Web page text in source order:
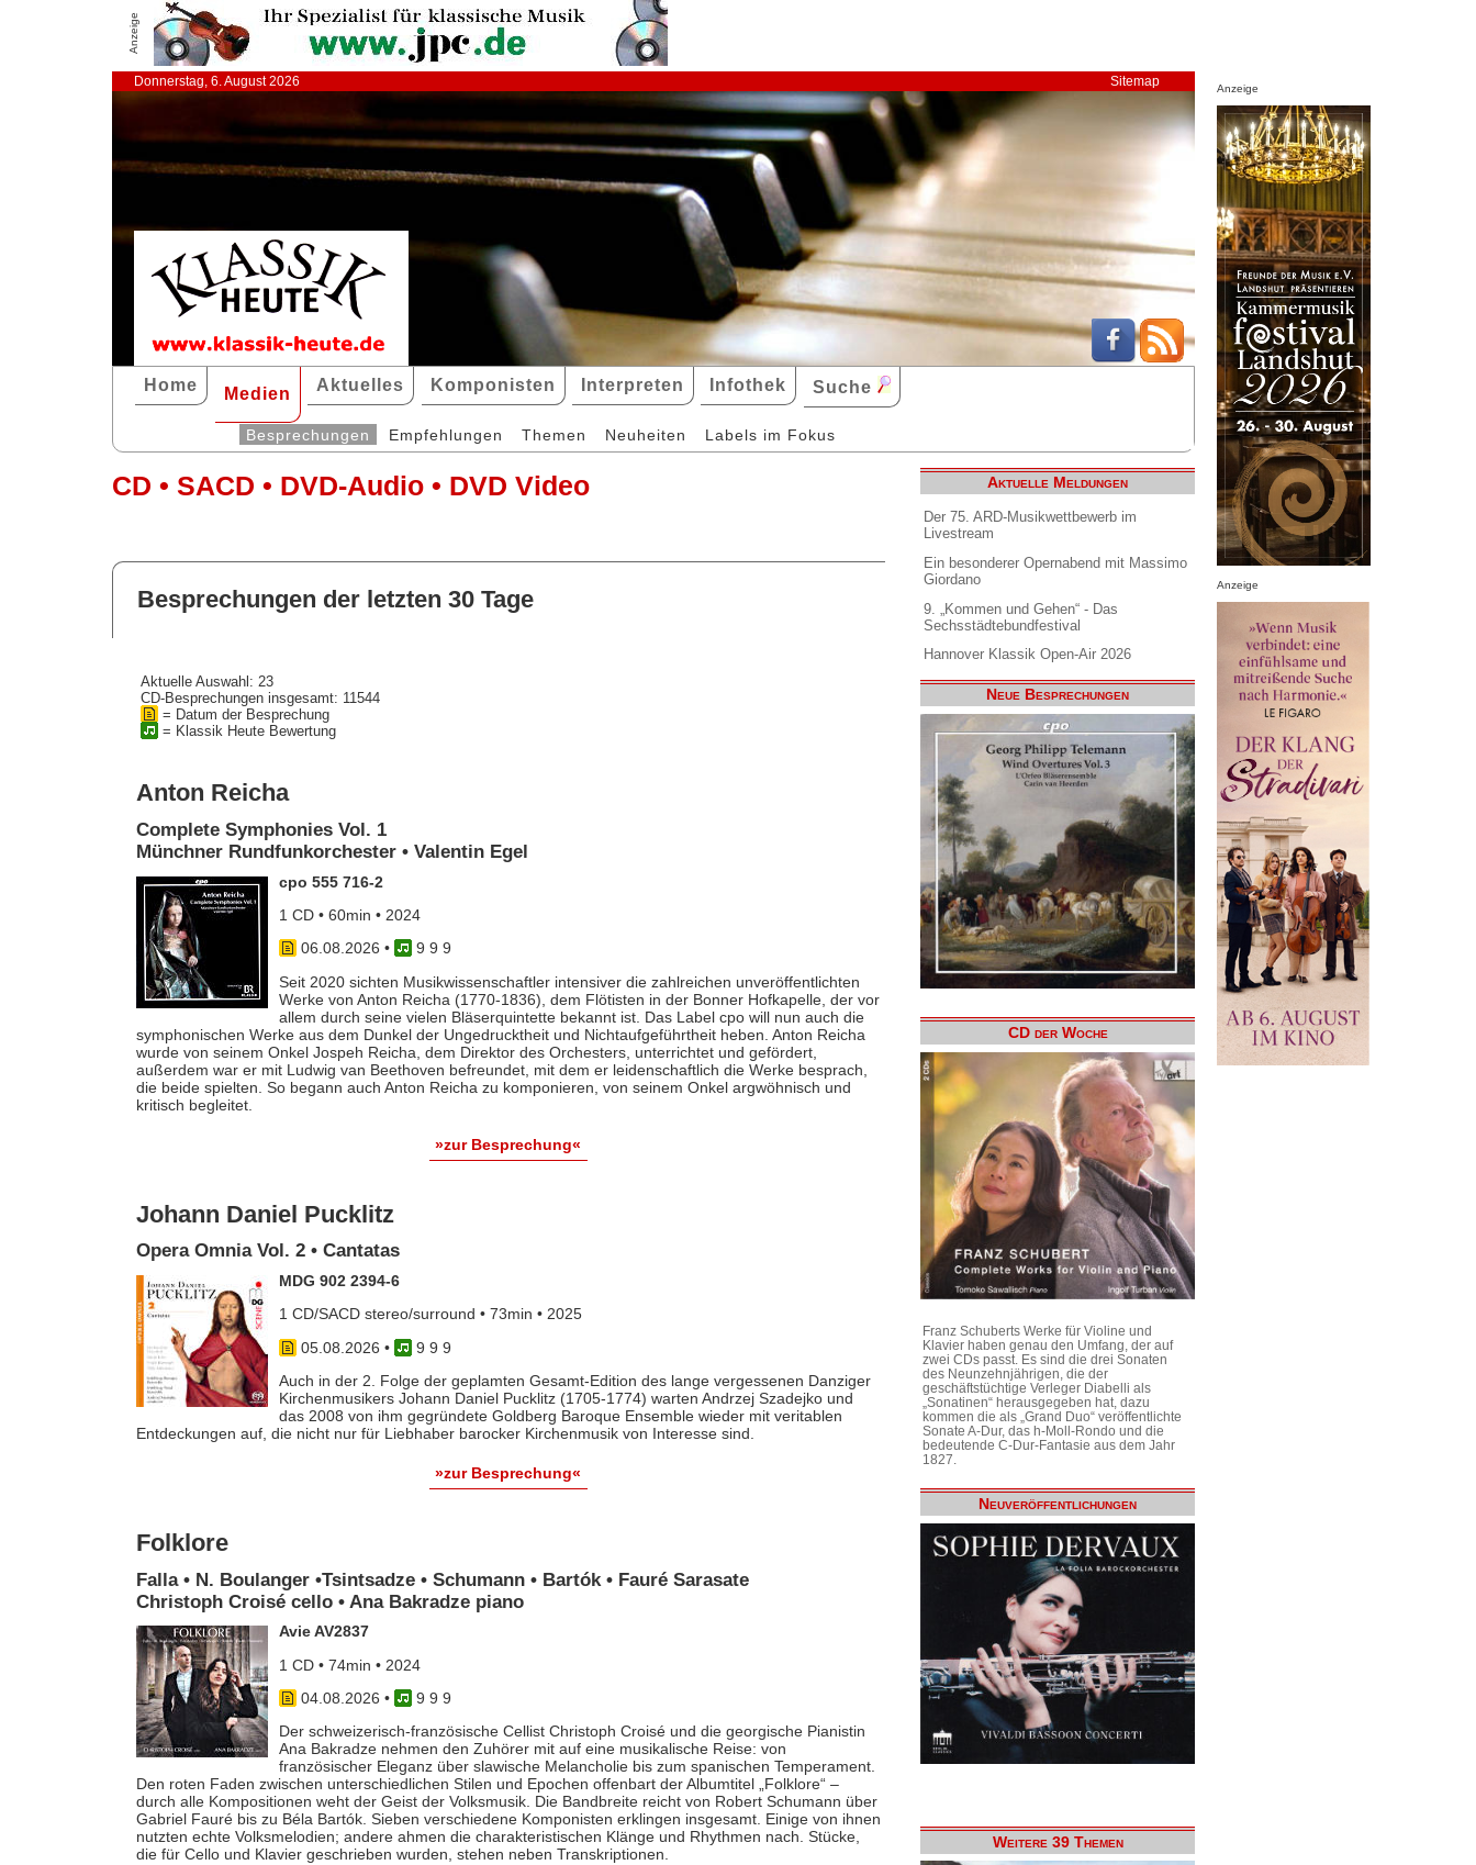
Anzeige
Donnerstag, 6. August 2026 Sitemap
Home Medien Aktuelles Komponisten Interpreten Infothek Suche
Besprechungen Empfehlungen Themen Neuheiten Labels im Fokus
CD • SACD • DVD-Audio • DVD Video
Besprechungen der letzten 30 Tage
Aktuelle Auswahl: 23
CD-Besprechungen insgesamt: 11544
= Datum der Besprechung
= Klassik Heute Bewertung
Anton Reicha
Complete Symphonies Vol. 1
Münchner Rundfunkorchester • Valentin Egel
cpo 555 716-2
1 CD • 60min • 2024
06.08.2026 •
9 9 9
Seit 2020 sichten Musikwissenschaftler intensiver die zahlreichen unveröffentlichten
Werke von Anton Reicha (1770-1836), dem Flötisten in der Bonner Hofkapelle, der vor
allem durch seine vielen Bläserquintette bekannt ist. Das Label cpo will nun auch die
symphonischen Werke aus dem Dunkel der Ungedrucktheit und Nichtaufgeführtheit heben. Anton Reicha
wurde von seinem Onkel Jospeh Reicha, dem Direktor des Orchesters, unterrichtet und gefördert,
außerdem war er mit Ludwig van Beethoven befreundet, mit dem er leidenschaftlich die Werke besprach,
die beide spielten. So begann auch Anton Reicha zu komponieren, von seinem Onkel argwöhnisch und
kritisch begleitet.
»zur Besprechung«
Johann Daniel Pucklitz
Opera Omnia Vol. 2 • Cantatas
MDG 902 2394-6
1 CD/SACD stereo/surround • 73min • 2025
05.08.2026 •
9 9 9
Auch in der 2. Folge der geplamten Gesamt-Edition des lange vergessenen Danziger
Kirchenmusikers Johann Daniel Pucklitz (1705-1774) warten Andrzej Szadejko und
das 2008 von ihm gegründete Goldberg Baroque Ensemble wieder mit veritablen
Entdeckungen auf, die nicht nur für Liebhaber barocker Kirchenmusik von Interesse sind.
»zur Besprechung«
Folklore
Falla • N. Boulanger •Tsintsadze • Schumann • Bartók • Fauré Sarasate
Christoph Croisé cello • Ana Bakradze piano
Avie AV2837
1 CD • 74min • 2024
04.08.2026 •
9 9 9
Der schweizerisch-französische Cellist Christoph Croisé und die georgische Pianistin
Ana Bakradze nehmen den Zuhörer mit auf eine musikalische Reise: von
französischer Eleganz über slawische Melancholie bis zum spanischen Temperament.
Den roten Faden zwischen unterschiedlichen Stilen und Epochen offenbart der Albumtitel „Folklore“ –
durch alle Kompositionen weht der Geist der Volksmusik. Die Bandbreite reicht von Robert Schumann über
Gabriel Fauré bis zu Béla Bartók. Sieben verschiedene Komponisten erklingen insgesamt. Einige von ihnen
nutzten echte Volksmelodien; andere ahmen die charakteristischen Klänge und Rhythmen nach. Stücke,
die für Cello und Klavier geschrieben wurden, stehen neben Transkriptionen.
Aktuelle Meldungen
Der 75. ARD-Musikwettbewerb im
Livestream
Ein besonderer Opernabend mit Massimo
Giordano
9. „Kommen und Gehen“ - Das
Sechsstädtebundfestival
Hannover Klassik Open-Air 2026
Neue Besprechungen
CD der Woche
Franz Schuberts Werke für Violine und
Klavier haben genau den Umfang, der auf
zwei CDs passt. Es sind die drei Sonaten
des Neunzehnjährigen, die der
geschäftstüchtige Verleger Diabelli als
„Sonatinen“ herausgegeben hat, dazu
kommen die als „Grand Duo“ veröffentlichte
Sonate A-Dur, das h-Moll-Rondo und die
bedeutende C-Dur-Fantasie aus dem Jahr
1827.
Neuveröffentlichungen
Weitere 39 Themen
Anzeige
Anzeige